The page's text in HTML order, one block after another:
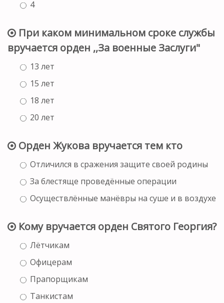
4
При каком минимальном сроке службы
вручается орден ,,За военные Заслуги"
13 лет
15 лет
18 лет
20 лет
Орден Жукова вручается тем кто
Отличился в сражения защите своей родины
За блестяще проведённые операции
Осуществлённые манёвры на суше и в воздухе
Кому вручается орден Святого Георгия?
Лётчикам
Офицерам
Прапорщикам
Танкистам